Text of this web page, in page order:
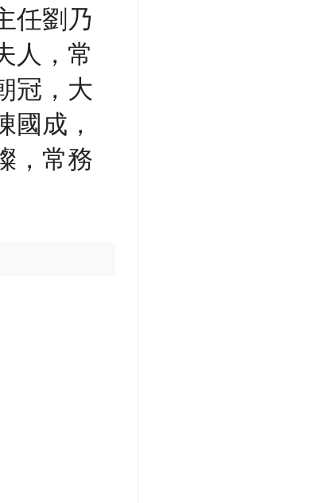
任劉乃
人，常
冠，大
國成，
，常務